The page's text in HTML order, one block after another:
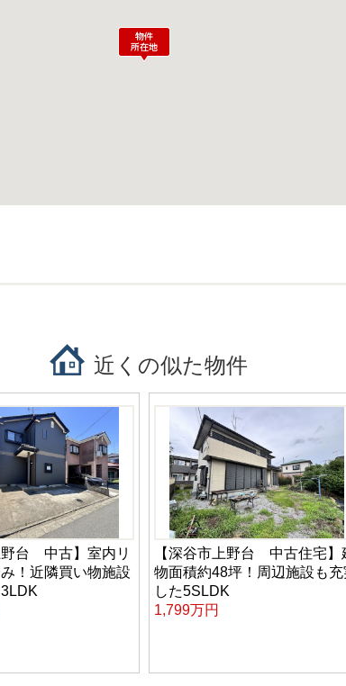
近くの似た物件
野台 中古】室内リ
！近隣買い物施設
【深谷市上野台 中古住宅】
物面積約48坪！周辺施設も充
した5SLDK
1,799万円